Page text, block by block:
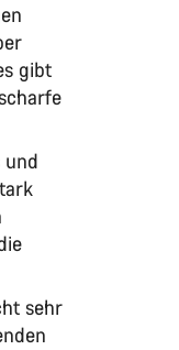
gibt
und
sehr